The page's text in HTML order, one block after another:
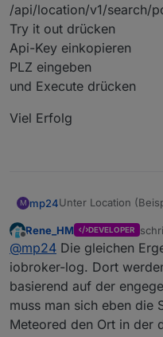
/api/location/v1/search/
Try it out drücken
Api-Key einkopieren
PLZ eingeben
und Execute drücken
Viel Erfolg
M mp24Unter Location
Try it out drücken
Api-Key einkopieren
PLZ eingeben
und Execute drücken
Viel Erfolg
Offline
Rene_HM DEVELOPER
@mp24 Die gleichen
iobroker-log. Dort
basierend auf der
muss man sich eben die
Meteored den Ort in der